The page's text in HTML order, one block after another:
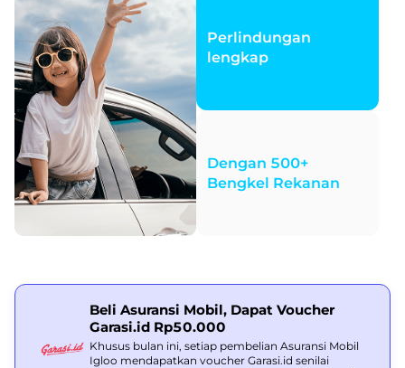
Perlindungan
lengkap
Dengan 500+
Bengkel Rekanan
Beli Asuransi Mobil, Dapat Voucher
Garasi.id Rp50.000
Khusus bulan ini, setiap pembelian Asuransi Mobil
Igloo mendapatkan voucher Garasi.id senilai